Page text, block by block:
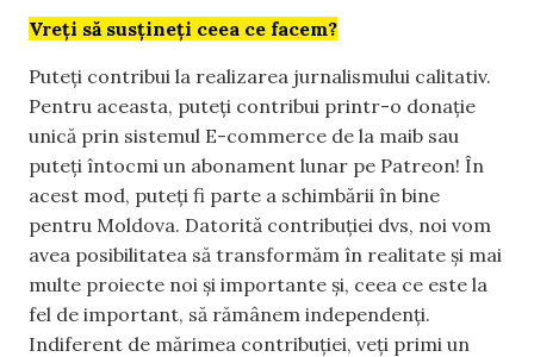
Vreți să susțineți ceea ce facem?
Puteți contribui la realizarea jurnalismului calitativ.
Pentru aceasta, puteți contribui printr-o donație
unică prin sistemul E-commerce de la maib sau
puteți întocmi un abonament lunar pe Patreon! În
acest mod, puteți fi parte a schimbării în bine
pentru Moldova. Datorită contribuției dvs, noi vom
avea posibilitatea să transformăm în realitate și mai
multe proiecte noi și importante și, ceea ce este la
fel de important, să rămânem independenți.
Indiferent de mărimea contribuției, veți primi un